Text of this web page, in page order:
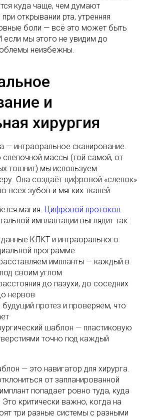
куда чаще, чем думают
открывании рта, утренняя
боли — всё это может быть
мы этого не увидим до
неизбежны.
и
хирургия
интраоральное сканирование.
массы (той самой, от
тошнит) мы используем
Она создаёт цифровой «слепок»
всех зубов и мягких тканей.
магия. Цифровой протокол
имплантации выглядит так:
КЛКТ и интраорального
программе
импланты — каждый в
своим углом
до пазухи, до соседних
нервов
протез и проверяем, что
шаблон — пластиковую
точно под каждый
— это навигатор для хирурга.
от запланированной
попадает ровно туда, куда
критически важно, когда на
три разные системы с разными